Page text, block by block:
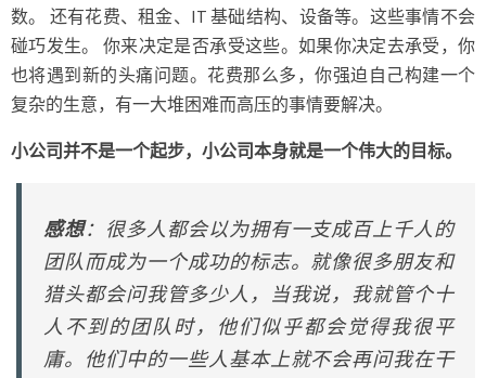
数。 还有花费、租金、IT 基础结构、设备等。这些事情不会
碰巧发生。 你来决定是否承受这些。如果你决定去承受，你
也将遇到新的头痛问题。花费那么多，你强迫自己构建一个
复杂的生意，有一大堆困难而高压的事情要解决。
小公司并不是一个起步，小公司本身就是一个伟大的目标。
感想：很多人都会以为拥有一支成百上千人的
团队而成为一个成功的标志。就像很多朋友和
猎头都会问我管多少人，当我说，我就管个十
人不到的团队时，他们似乎都会觉得我很平
庸。他们中的一些人基本上就不会再问我在干